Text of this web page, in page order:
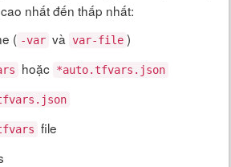
nhất đến thấp nhất:
( -var và var-file )
hoặc *auto.tfvars.json
file